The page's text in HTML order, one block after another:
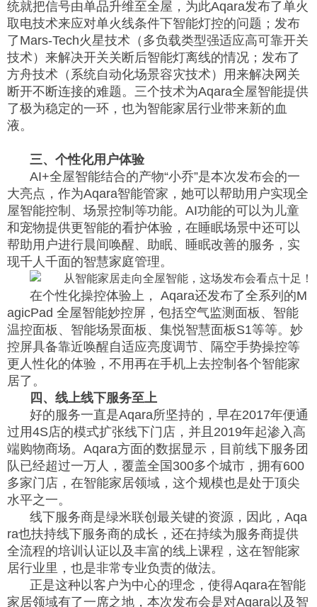
统就把信号由单品升维至全屋，为此Aqara发布了单火
取电技术来应对单火线条件下智能灯控的问题；发布
了Mars-Tech火星技术（多负载类型强适应⾼可靠开关
技术）来解决开关关断后智能灯离线的情况；发布了
方舟技术（系统自动化场景容灾技术）用来解决网关
断开不断连接的难题。三个技术为Aqara全屋智能提供
了极为稳定的一环，也为智能家居行业带来新的血
液。
三、个性化用户体验
AI+全屋智能结合的产物“小乔”是本次发布会的一
大亮点，作为Aqara智能管家 ，她可以帮助用户实现全
屋智能控制、场景控制等功能。AI功能的可以为儿童
和宠物提供更智能的看护体验，在睡眠场景中还可以
帮助用户进行晨间唤醒、助眠、睡眠改善的服务，实
现千人千面的智慧家庭管理。
在个性化操控体验上， Aqara还发布了全系列的M
agicPad 全屋智能妙控屏，包括空气监测面板、智能
温控面板、智能场景面板、集悦智慧面板S1等等。妙
控屏具备靠近唤醒自适应亮度调节、隔空手势操控等
更人性化的体验，不用再在手机上去控制各个智能家
居了。
四、线上线下服务至上
好的服务一直是Aqara所坚持的，早在2017年便通
过用4S店的模式扩张线下门店，并且2019年起渗入高
端购物商场。Aqara方面的数据显示，目前线下服务团
队已经超过一万人，覆盖全国300多个城市，拥有600
多家门店，在智能家居领域，这个规模也是处于顶尖
水平之一。
线下服务商是绿米联创最关键的资源，因此，Aqa
ra也扶持线下服务商的成长，还在持续为服务商提供
全流程的培训认证以及丰富的线上课程，这在智能家
居行业里，也是非常专业负责的做法。
正是这种以客户为中心的理念，使得Aqara在智能
家居领域有了一席之地，本次发布会是对Aqara以及智